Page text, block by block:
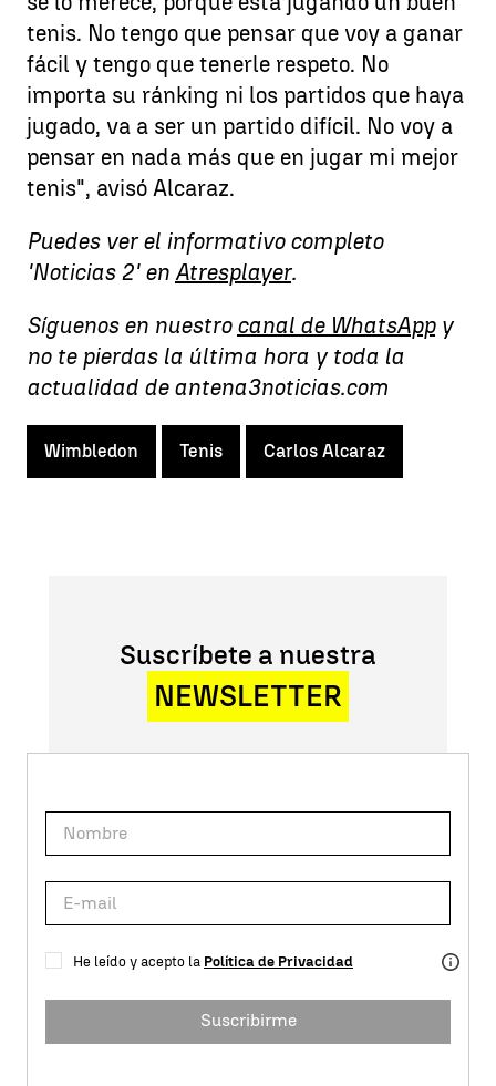
tenis. No tengo que pensar que voy a ganar
fácil y tengo que tenerle respeto. No
importa su ránking ni los partidos que haya
jugado, va a ser un partido difícil. No voy a
pensar en nada más que en jugar mi mejor
tenis", avisó Alcaraz.
Puedes ver el informativo completo
'Noticias 2' en Atresplayer.
Síguenos en nuestro canal de WhatsAppy
no te pierdas la última hora y toda la
actualidad de antena3noticias.com
Wimbledon Tenis Carlos Alcaraz
Suscríbete a nuestra
NEWSLETTER
He leído y acepto la Política de Privacidad
Suscribirme